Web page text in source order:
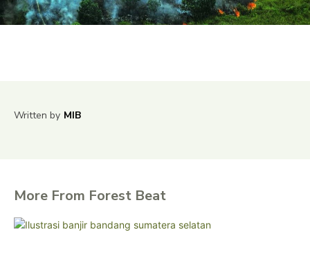
Written by MIB
More From Forest Beat